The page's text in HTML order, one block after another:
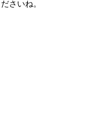
さいね。